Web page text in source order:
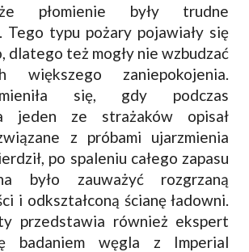
że płomienie były trudne
Tego typu pożary pojawiały się
dlatego też mogły nie wzbudzać
większego zaniepokojenia.
się, gdy podczas
jeden ze strażaków opisał
z próbami ujarzmienia
po spaleniu całego zapasu
było zauważyć rozgrzaną
i odkształconą ścianę ładowni.
przedstawia również ekspert
badaniem węgla z Imperial